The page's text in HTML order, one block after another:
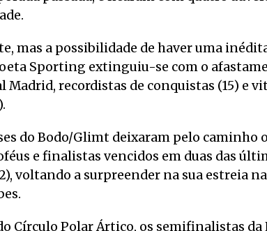
mas a possibilidade de haver uma
Sporting extinguiu-se com o
Madrid, recordistas de conquistas (15) e
do Bodo/Glimt deixaram pelo caminho
e finalistas vencidos em duas das
voltando a surpreender na sua estreia
Círculo Polar Ártico, os semifinalistas da